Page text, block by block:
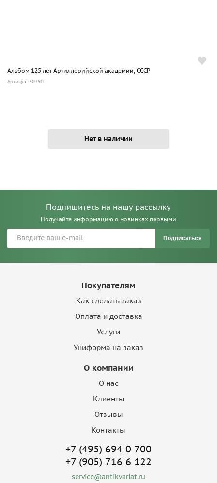
Альбом 125 лет Артиллерийской академии, СССР
Артикул: 30790
Нет в наличии
Подпишитесь на нашу рассылку
Получайте информацию о новинках первыми
Подписаться
Покупателям
Как сделать заказ
Оплата и доставка
Услуги
Униформа на заказ
О компании
О нас
Клиенты
Отзывы
Контакты
+7 (495) 694 0 700
+7 (905) 716 6 122
service@antikvariat.ru